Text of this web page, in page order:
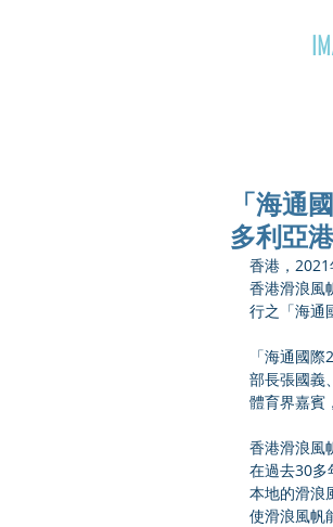
「海通
多利亞
香港，
香港滑浪風
行之「海通
「海通國
部長張國義
體育界嘉賓
香港滑浪風
在過去30多
本地的滑浪
使滑浪風帆